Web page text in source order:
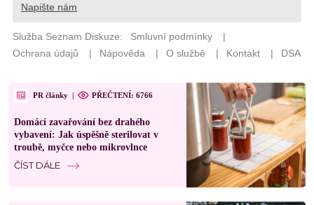
PR články | PŘEČTENÍ: 6766
Domácí zavařování bez drahého
vybavení: Jak úspěšně sterilovat v
troubě, myčce nebo mikrovlnce
ČÍST DÁLE